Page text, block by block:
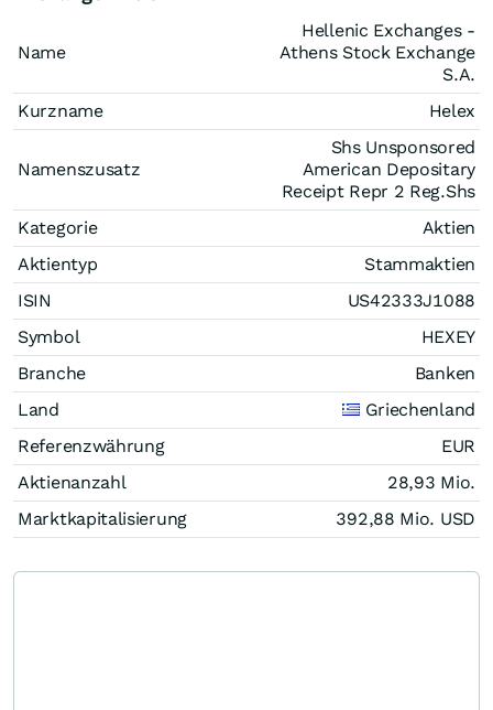
Name
Hellenic Exchanges -
Athens Stock Exchange
S.A.
Kurzname
Helex
Namenszusatz
Shs Unsponsored
American Depositary
Receipt Repr 2 Reg.Shs
Kategorie
Aktien
Aktientyp
Stammaktien
ISIN
US42333J1088
Symbol
HEXEY
Branche
Banken
Land
Griechenland
Referenzwährung
EUR
Aktienanzahl
28,93 Mio.
Marktkapitalisierung
392,88 Mio. USD